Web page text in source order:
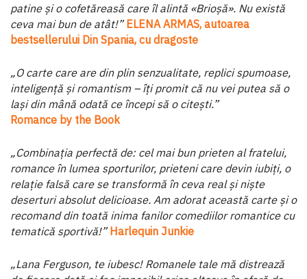
patine și o cofetăreasă care îl alintă «Brioșă». Nu există
ceva mai bun de atât!”ELENA ARMAS, autoarea
bestsellerului Din Spania, cu dragoste
„O carte care are din plin senzualitate, replici spumoase,
inteligenţă și romantism – îţi promit că nu vei putea să o
lași din mână odată ce începi să o citești.”
Romance by the Book
„Combinaţia perfectă de: cel mai bun prieten al fratelui,
romance în lumea sporturilor, prieteni care devin iubiţi, o
relaţie falsă care se transformă în ceva real și niște
deserturi absolut delicioase. Am adorat această carte și o
recomand din toată inima fanilor comediilor romantice cu
tematică sportivă!”Harlequin Junkie
„Lana Ferguson, te iubesc! Romanele tale mă distrează